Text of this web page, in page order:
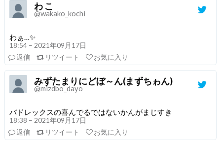
わ こ
@wakako_kochi
わぁ…✨
18:54 – 2021年09月17日
返信
リツイート お気に入り
みずたまりにどぼ～ん(まずちゎん)
@mizdbo_dayo
バドレックスの喜んでるではないかんがまじすき
18:38 – 2021年09月17日
返信
リツイート お気に入り